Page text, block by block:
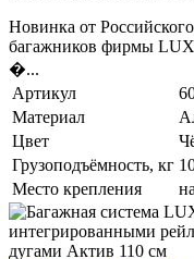
Новинка от
багажников фирмы
�...
Артикул
Материал
Цвет
Грузоподъёмность, кг
Место крепления